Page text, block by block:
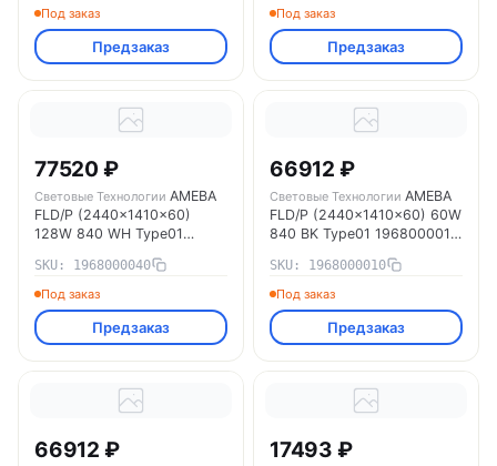
Под заказ
Предзаказ
Под заказ
Предзаказ
77520 ₽
Световые Технологии AMEBA
FLD/P (2440x1410x60)
128W 840 WH Type01
Технологии
SKU: 1968000040
Под заказ
Предзаказ
66912 ₽
Световые Технологии AMEBA
FLD/P (2440x1410x60) 60W
840 BK Type01 1968000010
SKU: 1968000010
Под заказ
Предзаказ
66912 ₽ 17493 ₽